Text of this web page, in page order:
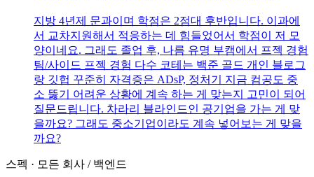
지방 4년제 문과이며 학점은 2점대 후반입니다. 이과에
서 교차지원해서 적응하는 데 힘들었어서 학점이 저 모
양이네요. 그래도 졸업 후, 나름 유명 부캠에서 프젝 경험
팀/사이드 프젝 경험 다수 코테는 백준 골드 개인 블로그
랑 깃헙 꾸준히 자격증은 ADsP, 정처기 지금 컴공도 중
소 뚫기 어려운 상황에 계속 하는 게 맞는지 고민이 되어
질문드립니다. 차라리 블라인드인 공기업을 가는 게 맞
을까요? 그래도 중소기업이라도 계속 넣어보는 게 맞을
까요?
스펙 · 모든 회사 / 백엔드